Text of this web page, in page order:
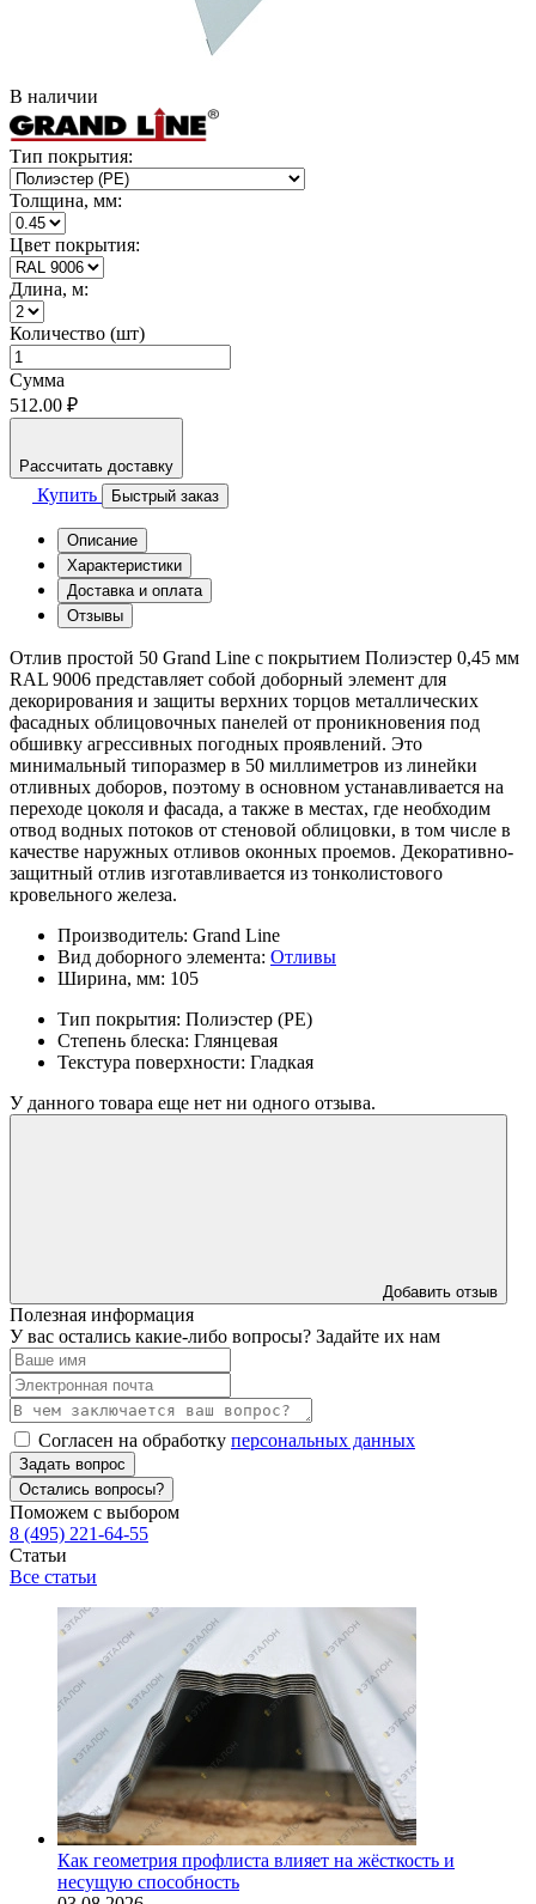
В наличии
Тип покрытия:
Толщина, мм:
Цвет покрытия:
Длина, м:
Количество (шт)
Сумма
512.00 ₽
Рассчитать доставку
Купить Быстрый заказ
Описание
Характеристики
Доставка и оплата
Отзывы
Отлив простой 50 Grand Line с покрытием Полиэстер 0,45 мм
RAL 9006 представляет собой доборный элемент для
декорирования и защиты верхних торцов металлических
фасадных облицовочных панелей от проникновения под
обшивку агрессивных погодных проявлений. Это
минимальный типоразмер в 50 миллиметров из линейки
отливных доборов, поэтому в основном устанавливается на
переходе цоколя и фасада, а также в местах, где необходим
отвод водных потоков от стеновой облицовки, в том числе в
качестве наружных отливов оконных проемов. Декоративно-
защитный отлив изготавливается из тонколистового
кровельного железа.
Производитель: Grand Line
Вид доборного элемента: Отливы
Ширина, мм: 105
Тип покрытия: Полиэстер (PE)
Степень блеска: Глянцевая
Текстура поверхности: Гладкая
У данного товара еще нет ни одного отзыва.
Добавить отзыв
Полезная информация
У вас остались какие-либо вопросы? Задайте их нам
Согласен на обработку персональных данных
Задать вопрос
Остались вопросы?
Поможем с выбором
8 (495) 221-64-55
Статьи
Все статьи
Как геометрия профлиста влияет на жёсткость и
несущую способность